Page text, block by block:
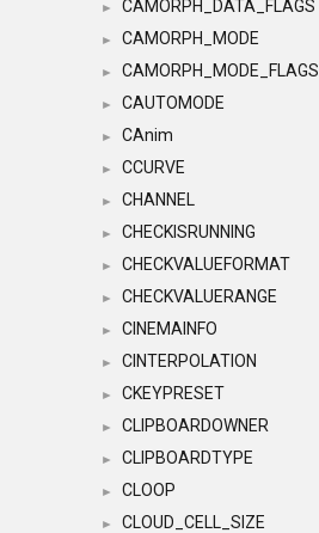
► CAMORPH_DATA_FLAGS
► CAMORPH_MODE
► CAMORPH_MODE_FLAGS
► CAUTOMODE
► CAnim
► CCURVE
► CHANNEL
► CHECKISRUNNING
► CHECKVALUEFORMAT
► CHECKVALUERANGE
► CINEMAINFO
► CINTERPOLATION
► CKEYPRESET
► CLIPBOARDOWNER
► CLIPBOARDTYPE
► CLOOP
►
CLOUD_CELL_SIZE